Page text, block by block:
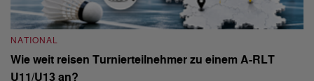
NATIONAL
Wie weit reisen Turnierteilnehmer zu einem A-RLT
U11/U13 an?